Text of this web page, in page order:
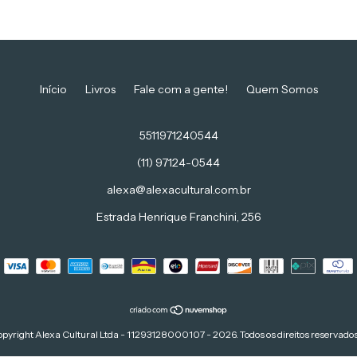
Início Livros Fale com a gente! Quem Somos
5511971240544
(11) 97124-0544
alexa@alexacultural.com.br
Estrada Henrique Franchini, 256
Alexa Cultural Ltda - 11293128000107 - 2026. Todos os direitos